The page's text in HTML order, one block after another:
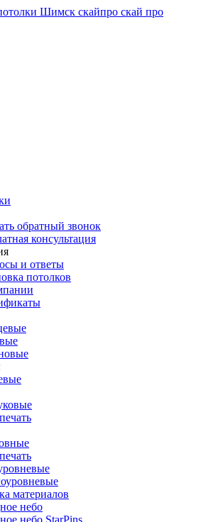
обратный звонок
консультация
и ответы
потолков
материалов
небо